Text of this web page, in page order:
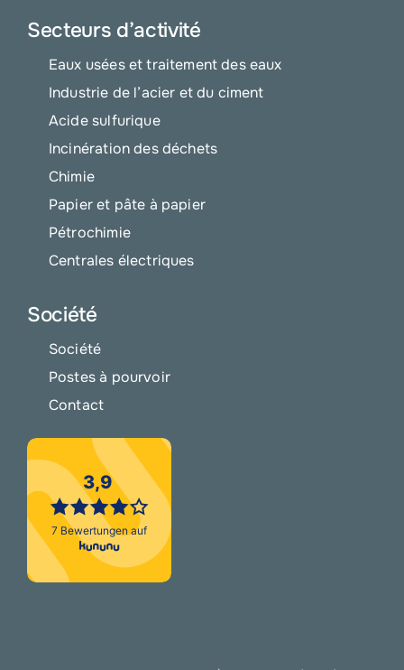
Secteurs d’activité
Eaux usées et traitement des eaux
Industrie de l’acier et du ciment
Acide sulfurique
Incinération des déchets
Chimie
Papier et pâte à papier
Pétrochimie
Centrales électriques
Société
Société
Postes à pourvoir
Contact